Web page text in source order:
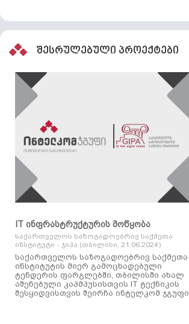
შესრულებული პროექტები
IT ინფრასტრუქტურის მოწყობა
საქართველოს საზოგადოებრივ საქმეთა
ინსტიტუტი - ჯიპა (თბილისი, 21.06.2024)
საქართველოს საზოგადოებრივ საქმეთა
ინსტიტუტის მიერ გამოცხადებული
ტენდერის ფარგლებში, თბილისში ახალ
აშენებული კაპმპუსისთვის IT ტექნიკის
შესყიდვისთვის შეირჩა ინტელკომ ჯგუფი.